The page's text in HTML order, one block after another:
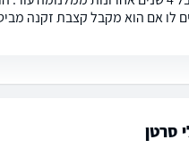
לו אם הוא מקבל קצבת זקנה
סרטן